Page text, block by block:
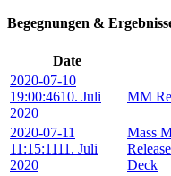
Begegnungen &
Date
2020-07-10
19:00:4610. Juli
2020
MM
2020-07-11
11:15:1111. Juli
2020
Mass
Deck